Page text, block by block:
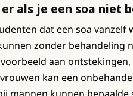
als je een soa niet
dat een soa
zonder
aan
kan een